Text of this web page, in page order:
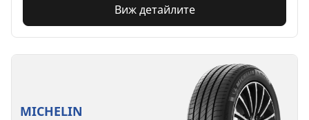
Виж детайлите
MICHELIN